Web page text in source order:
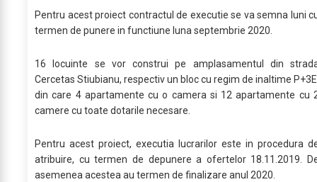
Pentru acest proiect contractul de executie se va semna luni
termen de punere in functiune luna septembrie 2020.
16 locuinte se vor construi pe amplasamentul din
Cercetas Stiubianu, respectiv un bloc cu regim de inaltime
din care 4 apartamente cu o camera si 12 apartamente cu
camere cu toate dotarile necesare.
Pentru acest proiect, executia lucrarilor este in procedura
atribuire, cu termen de depunere a ofertelor 18.11.2019.
asemenea acestea au termen de finalizare anul 2020.